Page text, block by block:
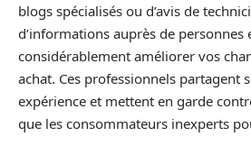
blogs spécialisés ou d’avis de
d’informations auprès de personnes
considérablement améliorer vos
achat. Ces professionnels partagent
expérience et mettent en garde
que les consommateurs inexperts